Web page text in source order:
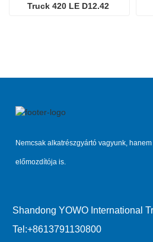
Truck 420 LE D12.42
Nemcsak alkatrészgyártó vagyunk,
előmozdítója is.
Shandong YOWO International
Tel:+8613791130800